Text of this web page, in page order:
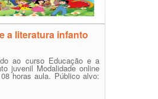
a literatura infanto
ao curso Educação e a
juvenil Modalidade online
horas aula. Público alvo: